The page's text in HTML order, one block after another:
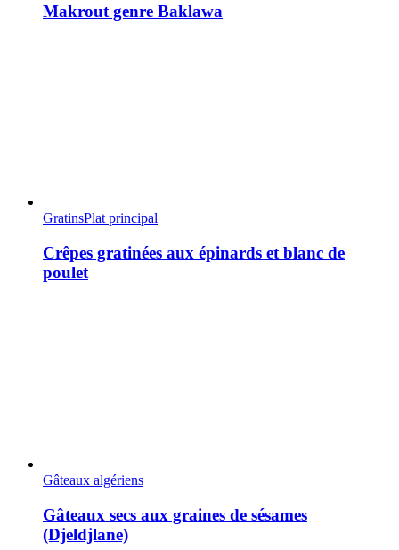
Makrout genre Baklawa
GratinsPlat principal
Crêpes gratinées aux épinards et blanc de
poulet
Gâteaux algériens
Gâteaux secs aux graines de sésames
(Djeldjlane)